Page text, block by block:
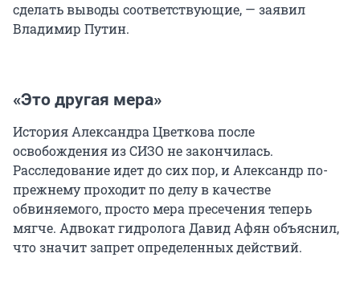
сделать выводы соответствующие, — заявил
Владимир Путин.
«Это другая мера»
История Александра Цветкова после
освобождения из СИЗО не закончилась.
Расследование идет до сих пор, и Александр по-
прежнему проходит по делу в качестве
обвиняемого, просто мера пресечения теперь
мягче. Адвокат гидролога Давид Афян объяснил,
что значит запрет определенных действий.